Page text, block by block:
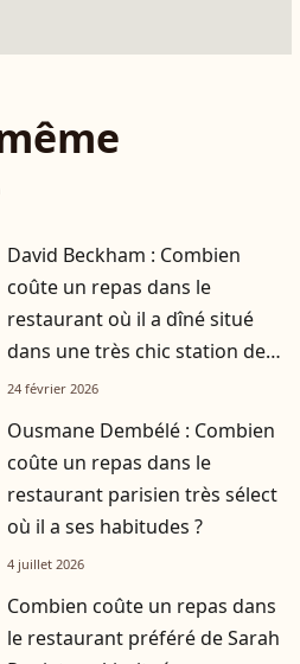
David Beckham : Combien
coûte un repas dans le
restaurant où il a dîné situé
dans une très chic station de
ski française
24 février 2026
Ousmane Dembélé : Combien
coûte un repas dans le
restaurant parisien très sélect
où il a ses habitudes ?
4 juillet 2026
Combien coûte un repas dans
le restaurant préféré de Sarah